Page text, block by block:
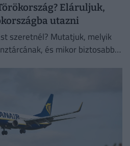
Eláruljuk,
utazni
szeretnél? Mutatjuk, melyik
és mikor biztosabb a